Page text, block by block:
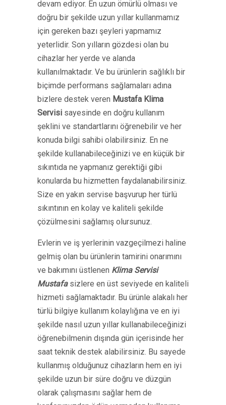
devam ediyor. En uzun ömürlü olması ve
doğru bir şekilde uzun yıllar kullanmamız
için gereken bazı şeyleri yapmamız
yeterlidir. Son yılların gözdesi olan bu
cihazlar her yerde ve alanda
kullanılmaktadır. Ve bu ürünlerin sağlıklı bir
biçimde performans sağlamaları adına
bizlere destek veren Mustafa Klima
Servisi sayesinde en doğru kullanım
şeklini ve standartlarını öğrenebilir ve her
konuda bilgi sahibi olabilirsiniz. En ne
şekilde kullanabileceğinizi ve en küçük bir
sıkıntıda ne yapmanız gerektiği gibi
konularda bu hizmetten faydalanabilirsiniz.
Size en yakın servise başvurup her türlü
sıkıntının en kolay ve kaliteli şekilde
çözülmesini sağlamış olursunuz.
Evlerin ve iş yerlerinin vazgeçilmezi haline
gelmiş olan bu ürünlerin tamirini onarımını
ve bakımını üstlenen Klima Servisi
Mustafasizlere en üst seviyede en kaliteli
hizmeti sağlamaktadır. Bu ürünle alakalı her
türlü bilgiye kullanım kolaylığına ve en iyi
şekilde nasıl uzun yıllar kullanabileceğinizi
öğrenebilmenin dışında gün içerisinde her
saat teknik destek alabilirsiniz. Bu sayede
kullanmış olduğunuz cihazların hem en iyi
şekilde uzun bir süre doğru ve düzgün
olarak çalışmasını sağlar hem de